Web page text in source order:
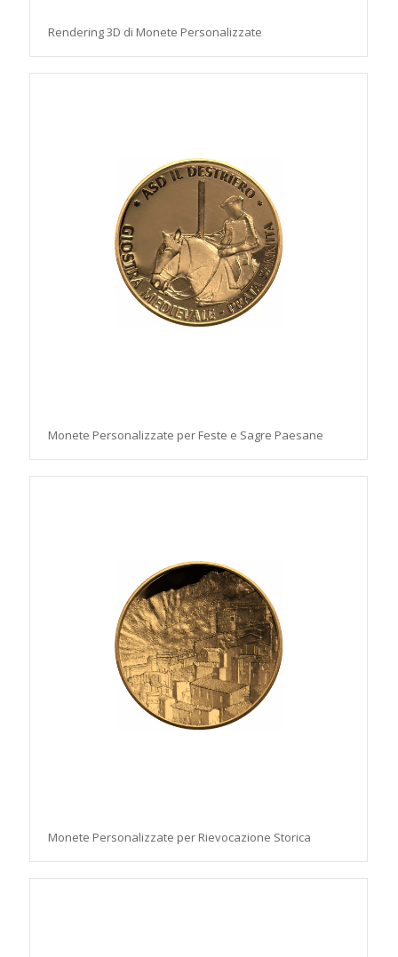
Rendering 3D di Monete Personalizzate
Monete Personalizzate per Feste e Sagre Paesane
Monete Personalizzate per Rievocazione Storica